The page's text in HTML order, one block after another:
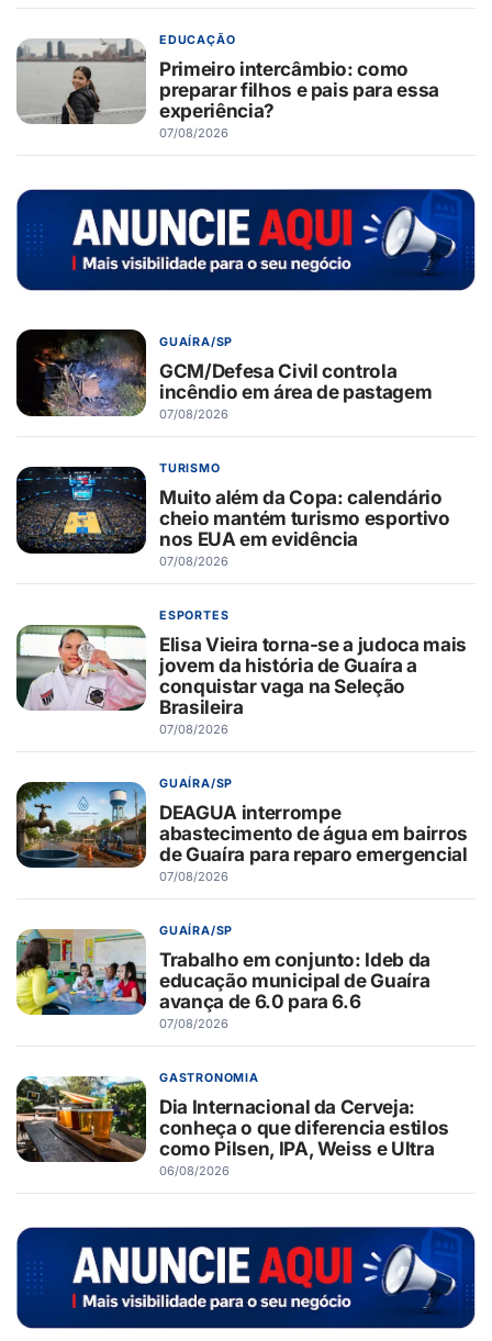
EDUCAÇÃO
Primeiro intercâmbio: como
preparar filhos e pais para essa
experiência?
07/08/2026
GUAÍRA/SP
GCM/Defesa Civil controla
incêndio em área de pastagem
07/08/2026
TURISMO
Muito além da Copa: calendário
cheio mantém turismo esportivo
nos EUA em evidência
07/08/2026
ESPORTES
Elisa Vieira torna-se a judoca mais
jovem da história de Guaíra a
conquistar vaga na Seleção
Brasileira
07/08/2026
GUAÍRA/SP
DEAGUA interrompe
abastecimento de água em bairros
de Guaíra para reparo emergencial
07/08/2026
GUAÍRA/SP
Trabalho em conjunto: Ideb da
educação municipal de Guaíra
avança de 6.0 para 6.6
07/08/2026
GASTRONOMIA
Dia Internacional da Cerveja:
conheça o que diferencia estilos
como Pilsen, IPA, Weiss e Ultra
06/08/2026